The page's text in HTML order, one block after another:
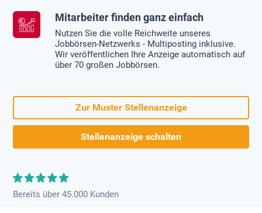
Mitarbeiter finden ganz einfach
Nutzen Sie die volle Reichweite unseres
Jobbörsen-Netzwerks - Multiposting inklusive.
Wir veröffentlichen Ihre Anzeige automatisch auf
über 70 großen Jobbörsen.
Zur Muster Stellenanzeige
Stellenanzeige schalten
Bereits über 45.000 Kunden